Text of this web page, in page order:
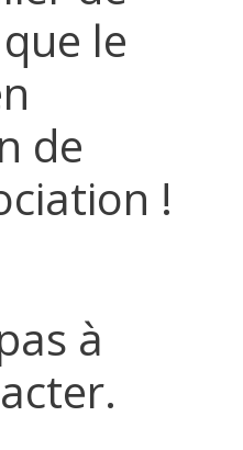
le
de
!
à